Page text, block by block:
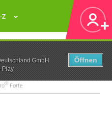
GmbH
Play
Öffnen
Z
® Forte